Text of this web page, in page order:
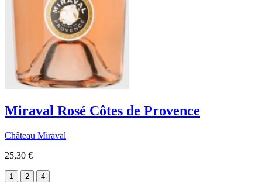
Miraval Rosé Côtes de Provence
Château Miraval
25,30 €
1 2 4